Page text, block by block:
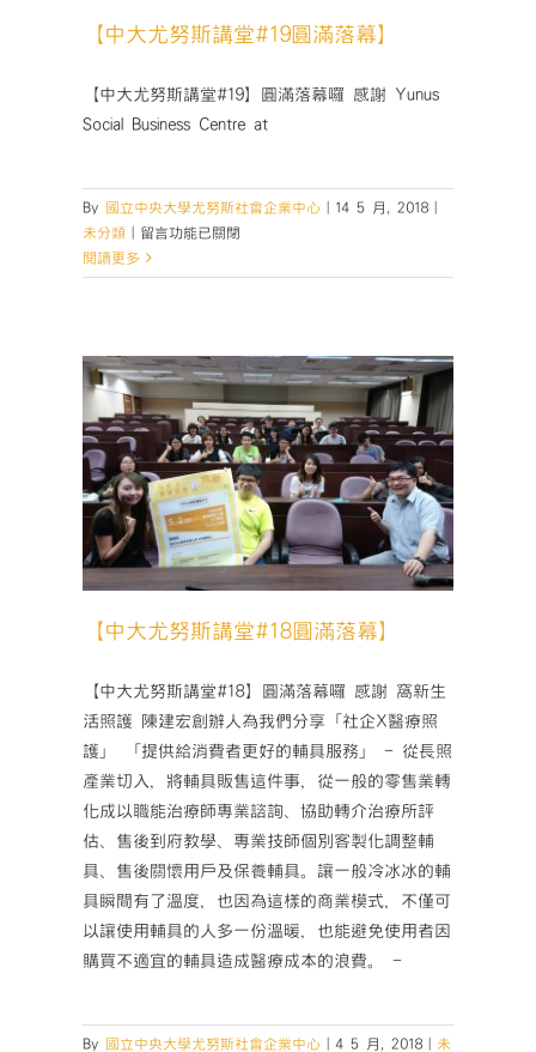
【中大尤努斯講堂#19圓滿落幕】
【中大尤努斯講堂#19】圓滿落幕囉 感謝 Yunus
Social Business Centre at
By 國立中央大學尤努斯社會企業中心 14 5 月, 2018
未分類
在
〈【中
大
斯
講
堂
#19
圓
滿
落
幕】〉
中
留言功能已關閉
閱讀更多
【中大尤努斯講堂#18圓滿落幕】
【中大尤努斯講堂#18】圓滿落幕囉 感謝 窩新生
活照護 陳建宏創辦人為我們分享「社企X醫療照
護」 「提供給消費者更好的輔具服務」 - 從長照
產業切入，將輔具販售這件事，從一般的零售業轉
化成以職能治療師專業諮詢、協助轉介治療所評
估、售後到府教學、專業技師個別客製化調整輔
具、售後關懷用戶及保養輔具。讓一般冷冰冰的輔
具瞬間有了溫度，也因為這樣的商業模式，不僅可
以讓使用輔具的人多一份溫暖，也能避免使用者因
購買不適宜的輔具造成醫療成本的浪費。 -
By 國立中央大學尤努斯社會企業中心 4 5 月, 2018
未